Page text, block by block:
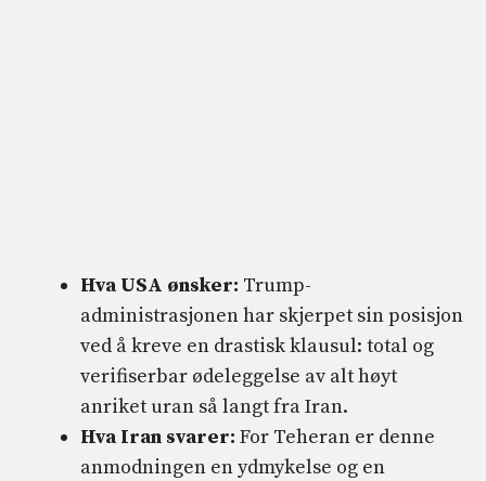
Hva USA ønsker: Trump-
administrasjonen har skjerpet sin posisjon
ved å kreve en drastisk klausul: total og
verifiserbar ødeleggelse av alt høyt
anriket uran så langt fra Iran.
Hva Iran svarer: For Teheran er denne
anmodningen en ydmykelse og en